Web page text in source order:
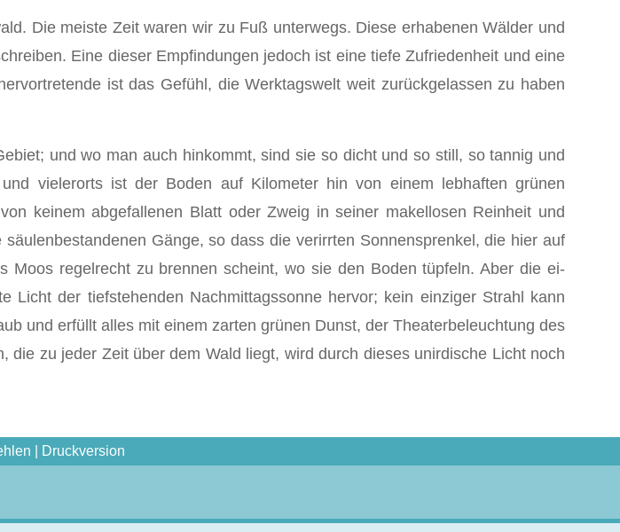
Die meiste Zeit waren wir zu Fuß unter­wegs. Diese erhabenen Wälder und
Eine dieser Empfindungen jedoch ist eine tiefe Zufriedenheit und eine
ist das Gefühl, die Werktagswelt weit zurückgelassen zu haben
und wo man auch hinkommt, sind sie so dicht und so still, so tannig und
vieler­orts ist der Boden auf Kilometer hin von einem lebhaften grünen
keinem abgefallenen Blatt oder Zweig in seiner makellosen Reinheit und
Gänge, so dass die verirrten Sonnen­sprenkel, die hier auf
Moos regelrecht zu brennen scheint, wo sie den Boden tüpfeln. Aber die ei­
Licht der tiefstehenden Nachmittagssonne hervor; kein einziger Strahl kann
und er­füllt alles mit einem zarten grünen Dunst, der Theaterbe­leuchtung des
zu jeder Zeit über dem Wald liegt, wird durch dieses unirdische Licht noch
Druckversion